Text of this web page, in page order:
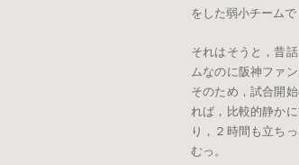
をした弱小チーム
それはそうと，昔
ムなのに阪神ファ
そのため，試合開
れば，比較的静か
り，２時間も立ち
むっ。